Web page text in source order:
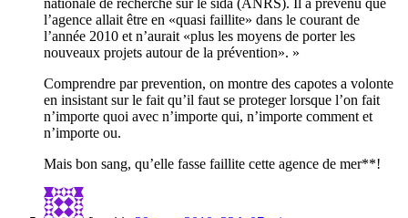
nationale de recherche sur le sida (ANRS). Il a prévenu que
l’agence allait être en «quasi faillite» dans le courant de
l’année 2010 et n’aurait «plus les moyens de porter les
nouveaux projets autour de la prévention». »
Comprendre par prevention, on montre des capotes a volonte
en insistant sur le fait qu’il faut se proteger lorsque l’on fait
n’importe quoi avec n’importe qui, n’importe comment et
n’importe ou.
Mais bon sang, qu’elle fasse faillite cette agence de mer**!